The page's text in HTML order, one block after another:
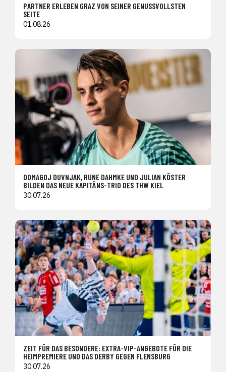
PARTNER ERLEBEN GRAZ VON SEINER GENUSSVOLLSTEN
SEITE
01.08.26
DOMAGOJ DUVNJAK, RUNE DAHMKE UND JULIAN KÖSTER
BILDEN DAS NEUE KAPITÄNS-TRIO DES THW KIEL
30.07.26
ZEIT FÜR DAS BESONDERE: EXTRA-VIP-ANGEBOTE FÜR DIE
HEIMPREMIERE UND DAS DERBY GEGEN FLENSBURG
30.07.26